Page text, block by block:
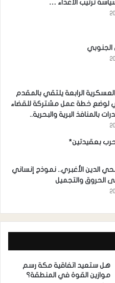
ترتيب الأعداء …
الرابعة يلتقي بالمقدم
لوضع خطة عمل مشتركة للقضاء
بالمنافذ البرية والبحرية..
بعقيدتين*
محي الدين الأغبري.. نموذج إنساني
الحروق والتجميل
هل ستعيد اتفاقية مكة رسم
موازين القوة في المنطقة؟